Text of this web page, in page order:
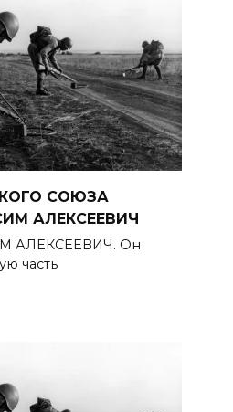
СОЮЗА
АЛЕКСЕЕВИЧ
АЛЕКСЕЕВИЧ. Он
часть